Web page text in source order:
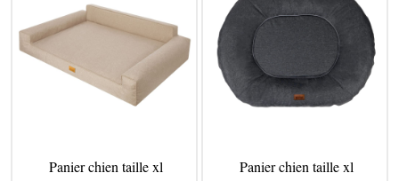
Panier chien taille xl Panier chien taille xl